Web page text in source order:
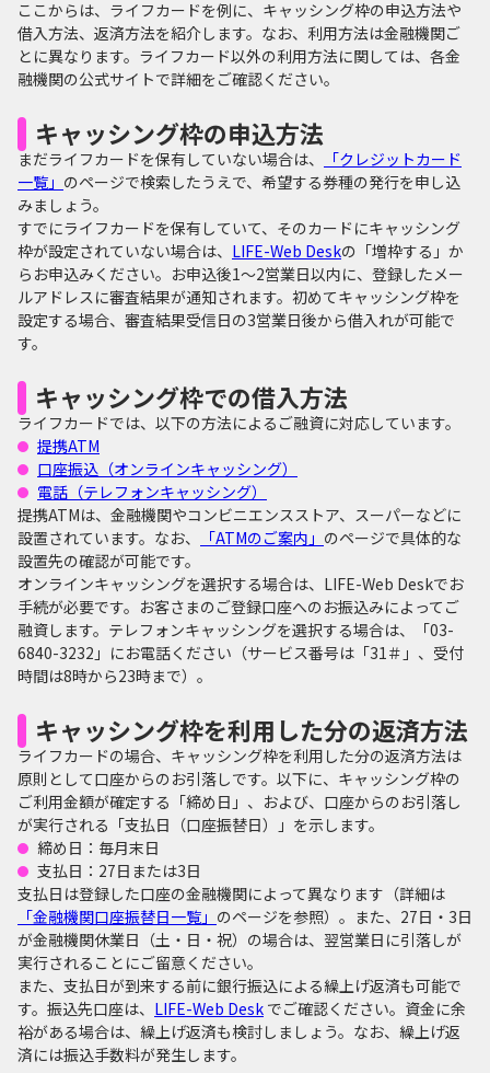
ここからは、ライフカードを例に、キャッシング枠の申込方法や
借入方法、返済方法を紹介します。なお、利用方法は金融機関ご
とに異なります。ライフカード以外の利用方法に関しては、各金
融機関の公式サイトで詳細をご確認ください。
キャッシング枠の申込方法
まだライフカードを保有していない場合は、
「クレジットカード
一覧」 のページで検索したうえで、希望する券種の発行を申し込
みましょう。
すでにライフカードを保有していて、そのカードにキャッシング
枠が設定されていない場合は、 LIFE-Web Deskの「増枠する」か
らお申込みください。お申込後1～2営業日以内に、登録したメー
ルアドレスに審査結果が通知されます。初めてキャッシング枠を
設定する場合、審査結果受信日の3営業日後から借入れが可能で
す。
キャッシング枠での借入方法
ライフカードでは、以下の方法によるご融資に対応しています。
提携ATM
口座振込（オンラインキャッシング）
電話（テレフォンキャッシング）
提携ATMは、金融機関やコンビニエンスストア、スーパーなどに
設置されています。なお、
「ATMのご案内」 のページで具体的な
設置先の確認が可能です。
オンラインキャッシングを選択する場合は、LIFE-Web Deskでお
手続が必要です。お客さまのご登録口座へのお振込みによってご
融資します。テレフォンキャッシングを選択する場合は、「03-
6840-3232」にお電話ください（サービス番号は「31＃」、受付
時間は8時から23時まで）。
キャッシング枠を利用した分の返済方法
ライフカードの場合、キャッシング枠を利用した分の返済方法は
原則として口座からのお引落しです。以下に、キャッシング枠の
ご利用金額が確定する「締め日」、および、口座からのお引落し
が実行される「支払日（口座振替日）」を示します。
締め日：毎月末日
支払日：27日または3日
支払日は登録した口座の金融機関によって異なります（詳細は
「金融機関口座振替日一覧」 のページを参照）。また、27日・3日
が金融機関休業日（土・日・祝）の場合は、翌営業日に引落しが
実行されることにご留意ください。
また、支払日が到来する前に銀行振込による繰上げ返済も可能で
す。振込先口座は、 LIFE-Web Desk でご確認ください。資金に余
裕がある場合は、繰上げ返済も検討しましょう。なお、繰上げ返
済には振込手数料が発生します。